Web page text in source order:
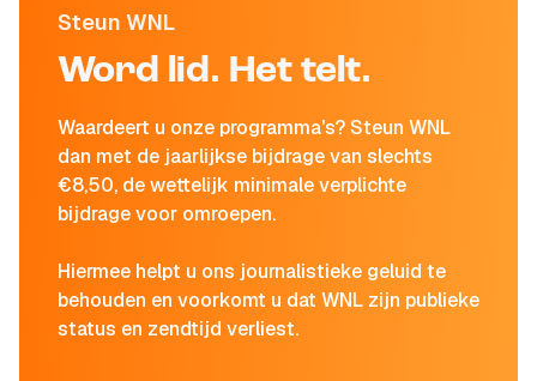
Steun WNL
Word lid. Het telt.
Waardeert u onze programma's? Steun WNL
dan met de jaarlijkse bijdrage van slechts
€8,50, de wettelijk minimale verplichte
bijdrage voor omroepen.
Hiermee helpt u ons journalistieke geluid te
behouden en voorkomt u dat WNL zijn publieke
status en zendtijd verliest.